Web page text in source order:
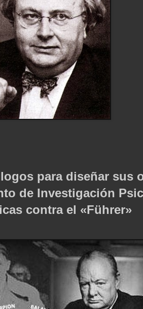
para diseñar sus
de Investigación
contra el «Führer»